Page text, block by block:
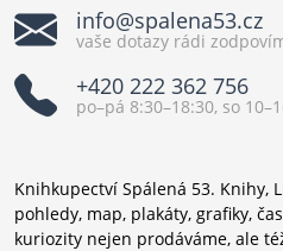
info@spalena53.cz
vaše dotazy rádi
+420 222 362 756
po–pá 8:30–18:30, so
Knihkupectví Spálená 53. Knihy,
pohledy, map, plakáty, grafiky,
kuriozity nejen prodáváme, ale